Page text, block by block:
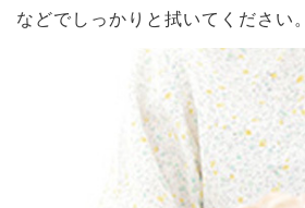
などでしっかりと拭いてください。